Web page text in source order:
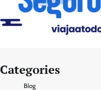
Categories
Blog